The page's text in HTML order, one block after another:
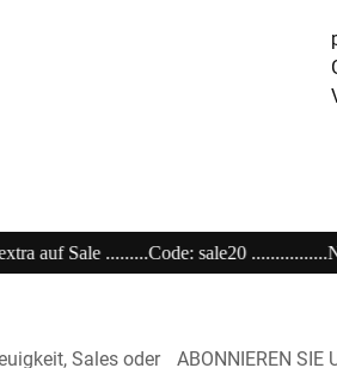
Open unser
Sales oder
ABONNIEREN SIE